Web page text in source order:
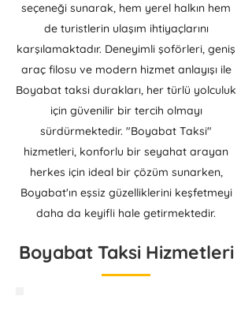
seçeneği sunarak, hem yerel halkın hem
de turistlerin ulaşım ihtiyaçlarını
karşılamaktadır. Deneyimli şoförleri, geniş
araç filosu ve modern hizmet anlayışı ile
Boyabat taksi durakları, her türlü yolculuk
için güvenilir bir tercih olmayı
sürdürmektedir. "Boyabat Taksi"
hizmetleri, konforlu bir seyahat arayan
herkes için ideal bir çözüm sunarken,
Boyabat'ın eşsiz güzelliklerini keşfetmeyi
daha da keyifli hale getirmektedir.
Boyabat Taksi Hizmetleri